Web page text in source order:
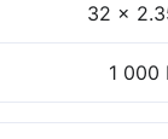
32 x
1 000